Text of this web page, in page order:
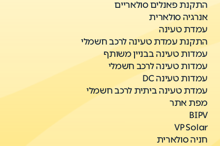
התקנת פאנלים סולאריים
אנרגיה סולארית
עמדת טעינה
התקנת עמדת טעינה לרכב חשמלי
עמדות טעינה בבניין משותף
עמדות טעינה לרכב חשמלי
עמדות טעינה DC
עמדת טעינה ביתית לרכב חשמלי
מפת אתר
BIPV
VP Solar
חניה סולארית